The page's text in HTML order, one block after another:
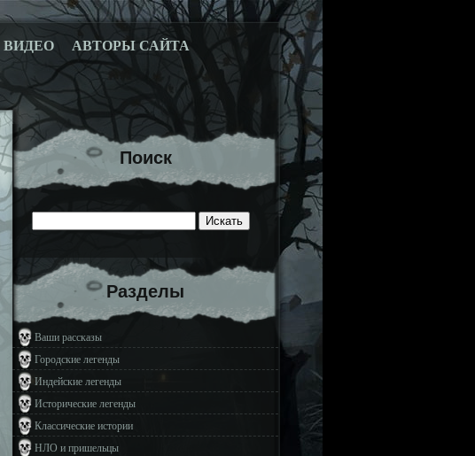
ВИДЕО АВТОРЫ САЙТА
Поиск
Разделы
Ваши рассказы
Городские легенды
Индейские легенды
Исторические легенды
Классические истории
НЛО и пришельцы